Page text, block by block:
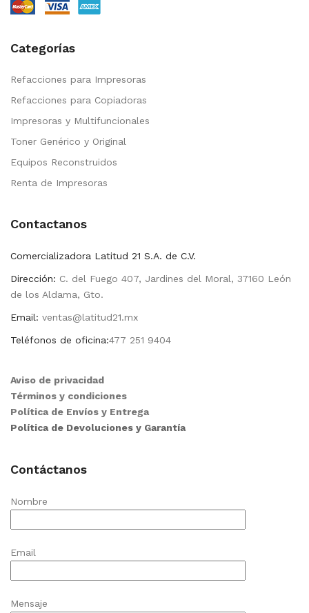
Categorías
Refacciones para Impresoras
Refacciones para Copiadoras
Impresoras y Multifuncionales
Toner Genérico y Original
Equipos Reconstruidos
Renta de Impresoras
Contactanos
Comercializadora Latitud 21 S.A. de C.V.
Dirección: C. del Fuego 407, Jardines del Moral, 37160 León
de los Aldama, Gto.
Email: ventas@latitud21.mx
Teléfonos de oficina:477 251 9404
Aviso de privacidad
Términos y condiciones
Política de Envíos y Entrega
Política de Devoluciones y Garantía
Contáctanos
Nombre
Email
Mensaje